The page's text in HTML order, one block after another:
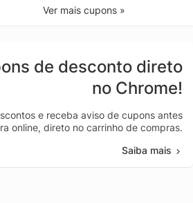
Ver mais cupons »
de desconto direto
no Chrome!
e receba aviso de cupons antes
online, direto no carrinho de compras.
Saiba mais